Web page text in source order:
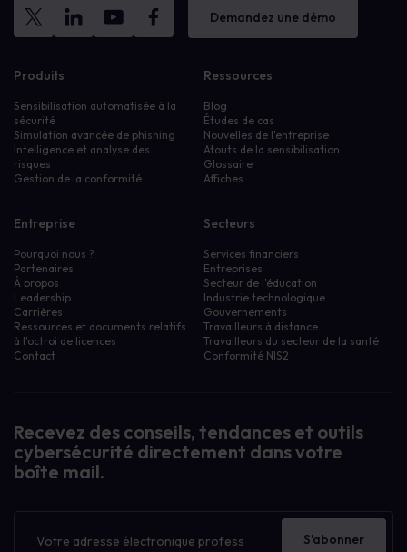
Demandez une démo
Produits
Sensibilisation automatisée à la
sécurité
Simulation avancée de phishing
Intelligence et analyse des
risques
Gestion de la conformité
Ressources
Blog
Études de cas
Nouvelles de l'entreprise
Atouts de la sensibilisation
Glossaire
Affiches
Entreprise
Pourquoi nous ?
Partenaires
À propos
Leadership
Carrières
Ressources et documents relatifs
à l'octroi de licences
Contact
Secteurs
Services financiers
Entreprises
Secteur de l'éducation
Industrie technologique
Gouvernements
Travailleurs à distance
Travailleurs du secteur de la santé
Conformité NIS2
Recevez des conseils, tendances et outils
cybersécurité directement dans votre
boîte mail.
d'information
S'abonner